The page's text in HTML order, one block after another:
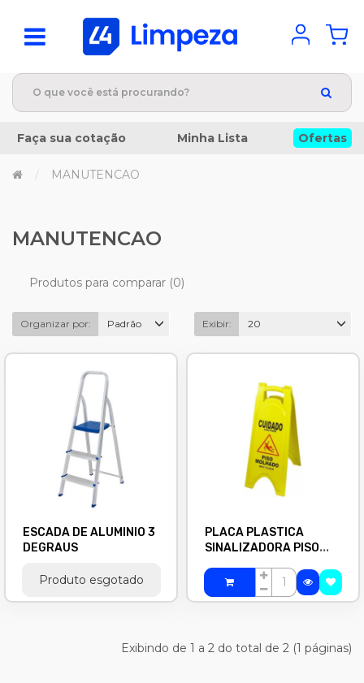
Faça sua cotação Minha Lista Ofertas
MANUTENCAO
MANUTENCAO
Produtos para comparar (0)
Organizar por: Padrão Exibir: 20
ESCADA DE ALUMINIO 3
DEGRAUS
Produto esgotado
PLACA PLASTICA
SINALIZADORA PISO
Exibindo de 1 a 2 do total de 2 (1 páginas)